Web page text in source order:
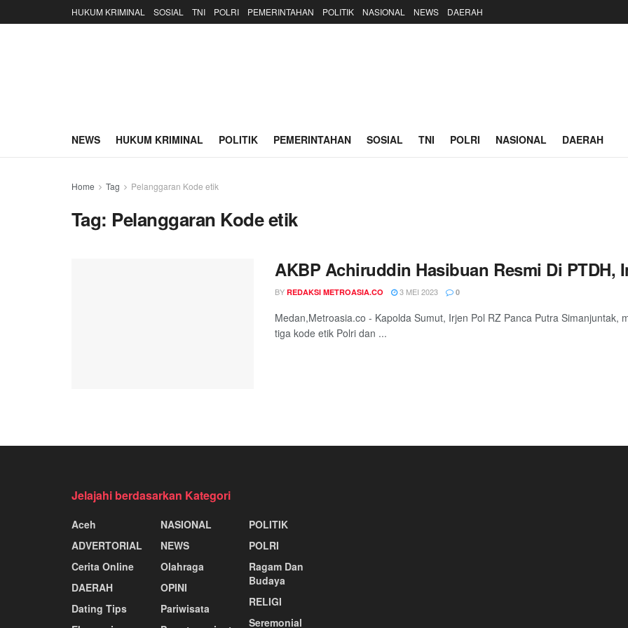
HUKUM KRIMINAL SOSIAL TNI POLRI PEMERINTAHAN POLITIK NASIONAL NEWS DAERAH
NEWS HUKUM KRIMINAL POLITIK PEMERINTAHAN SOSIAL TNI POLRI NASIONAL DAERAH
Home Tag Pelanggaran Kode etik
Tag: Pelanggaran Kode etik
AKBP Achiruddin Hasibuan Resmi Di PTDH,
BY REDAKSI METROASIA.CO 3 MEI 2023 0
Medan,Metroasia.co - Kapolda Sumut, Irjen Pol RZ Panca Putra Simanjuntak,
tiga kode etik Polri dan ...
Jelajahi berdasarkan Kategori
Aceh
ADVERTORIAL
Cerita Online
DAERAH
Dating Tips
NASIONAL
NEWS
Olahraga
OPINI
Pariwisata
POLITIK
POLRI
Ragam Dan
Budaya
RELIGI
Seremonial